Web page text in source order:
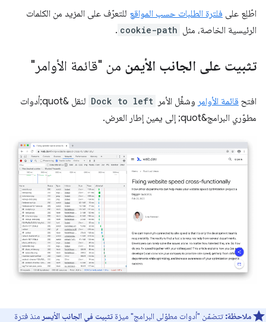
اطّلِع على فلترة الطلبات حسب المواقع للتعرّف على المزيد من الكلمات
الرئيسية الخاصة، مثل cookie-path
.
تثبيت على الجانب الأيمن من "قائمة الأوامر"
افتح قائمة الأوامر وشغِّل الأمر Dock to left
لنقل &quot;أدوات
مطوّري البرامج&quot; إلى يمين إطار العرض.
ملاحظة: تتضمّن "أدوات مطوّلي البرامج" ميزة تثبيت في الجانب الأيسر منذ فترة